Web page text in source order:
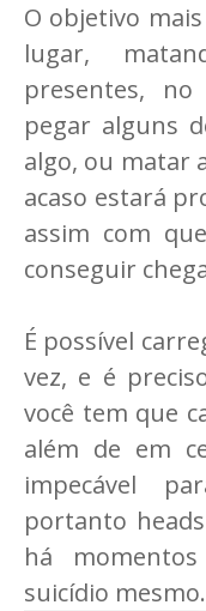
O objetivo
lugar,
presentes,
pegar alguns
algo, ou matar
acaso estará
assim com
conseguir
É possível
vez, e é
você tem que
além de em
impecável
portanto
há
suicídio mesmo.